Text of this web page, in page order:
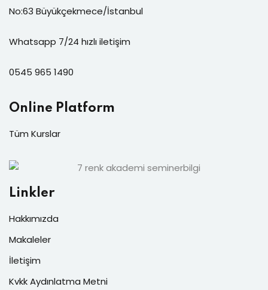
No:63 Büyükçekmece/İstanbul
Whatsapp 7/24 hızlı iletişim
0545 965 1490
Online Platform
Tüm Kurslar
Linkler
Hakkımızda
Makaleler
İletişim
Kvkk Aydınlatma Metni